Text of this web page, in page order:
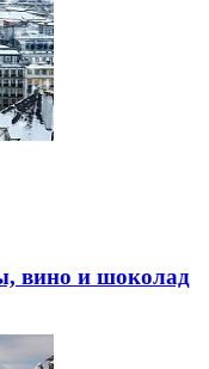
вино и шоколад